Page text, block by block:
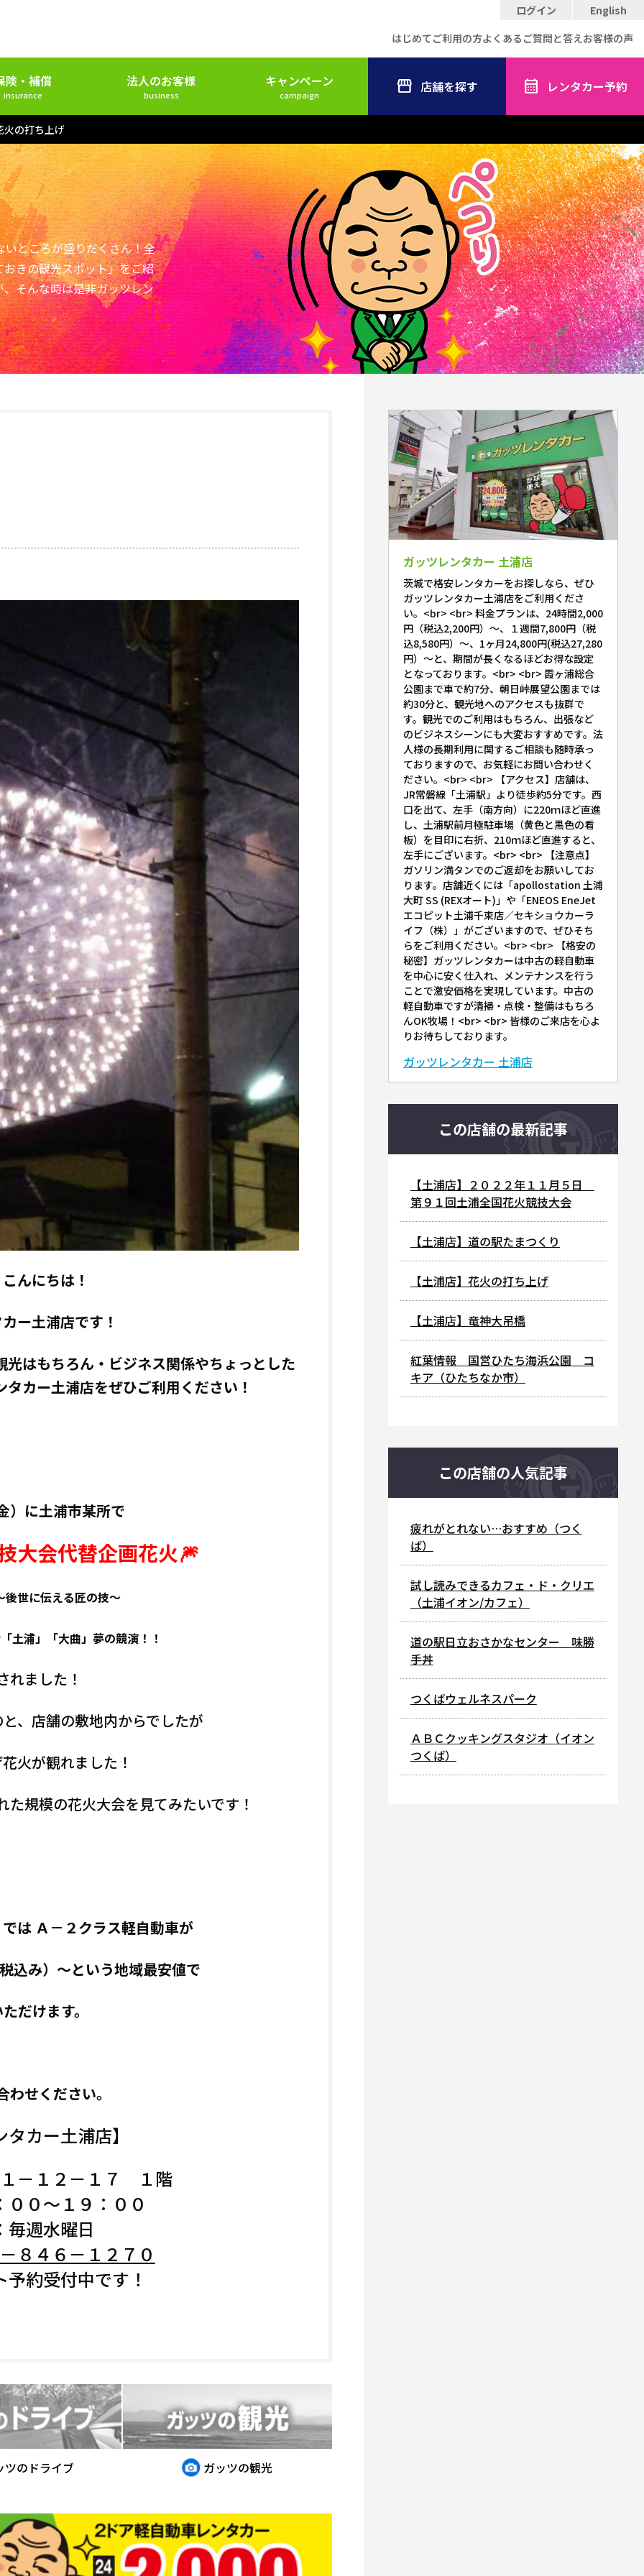
ログイン
English
はじめてご利用の方よくあるご質問と答えお客様の声
険・補償
insurance
法人のお客様
business
キャンペーン
campaign 店舗を探す レンタカー予約
火の打ち上げ
ところが盛りだくさん！全
きの観光スポット」をご紹
そんな時は是非ガッツレン
んにちは！
ー土浦店です！
はもちろん・ビジネス関係やちょっとした
カー土浦店をぜひご利用ください！
）に土浦市某所で
大会代替企画花火🎆
後世に伝える匠の技～
浦」「大曲」夢の競演！！
れました！
、店舗の敷地内からでしたが
火が観れました！
規模の花火大会を見てみたいです！
は Ａ－２クラス軽自動車が
込み）～という地域最安値で
だけます。
わせください。
カー土浦店】
－１２－１７ １階
００～１９：００
毎週水曜日
８４６－１２７０
約受付中です！
ツのドライブ ガッツの観光
ガッツレンタカー 土浦店
茨城で格安レンタカーをお探しなら、ぜひ
ガッツレンタカー土浦店をご利用くださ
い。<br> <br> 料金プランは、24時間2,000
円（税込2,200円）～、１週間7,800円（税
込8,580円）～、1ヶ月24,800円(税込27,280
円）〜と、期間が長くなるほどお得な設定
となっております。<br> <br> 霞ヶ浦総合
公園まで車で約7分、朝日峠展望公園までは
約30分と、観光地へのアクセスも抜群で
す。観光でのご利用はもちろん、出張など
のビジネスシーンにも大変おすすめです。法
人様の長期利用に関するご相談も随時承っ
ておりますので、お気軽にお問い合わせく
ださい。<br> <br> 【アクセス】店舗は、
JR常磐線「土浦駅」より徒歩約5分です。西
口を出て、左手（南方向）に220ｍほど直進
し、土浦駅前月極駐車場（黄色と黒色の看
板）を目印に右折、210ｍほど直進すると、
左手にございます。<br> <br> 【注意点】
ガソリン満タンでのご返却をお願いしてお
ります。店舗近くには「apollostation 土浦
大町 SS (REXオート)」や「ENEOS EneJet
エコピット土浦千束店／セキショウカーラ
イフ（株）」がございますので、ぜひそち
らをご利用ください。<br> <br> 【格安の
秘密】ガッツレンタカーは中古の軽自動車
を中心に安く仕入れ、メンテナンスを行う
ことで激安価格を実現しています。中古の
軽自動車ですが清掃・点検・整備はもちろ
んOK牧場！<br> <br> 皆様のご来店を心よ
りお待ちしております。
ガッツレンタカー 土浦店
この店舗の最新記事
【土浦店】２０２２年１１月５日
第９１回土浦全国花火競技大会
【土浦店】道の駅たまつくり
【土浦店】花火の打ち上げ
【土浦店】竜神大吊橋
紅葉情報 国営ひたち海浜公園 コ
キア（ひたちなか市）
この店舗の人気記事
疲れがとれない…おすすめ（つく
ば）
試し読みできるカフェ・ド・クリエ
（土浦イオン/カフェ）
道の駅日立おさかなセンター 味勝
手丼
つくばウェルネスパーク
ＡＢＣクッキングスタジオ（イオン
つくば）